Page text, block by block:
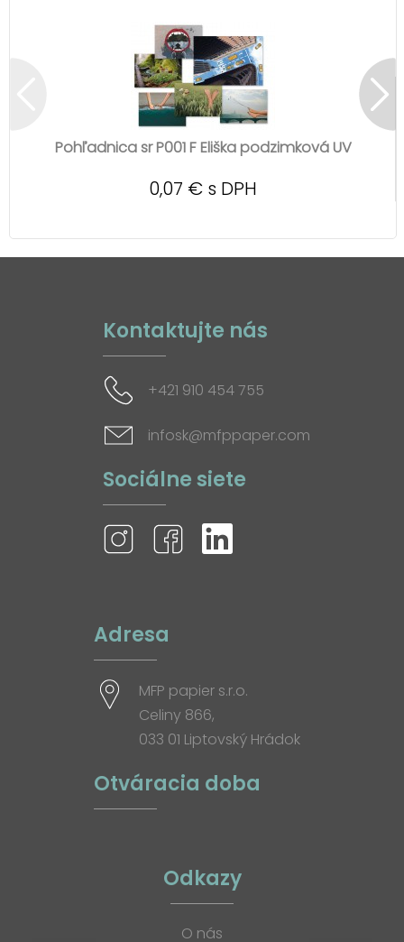
Pohľadnica sr P001 F Eliška podzimková UV
0,07 € s DPH
Kontaktujte nás
+421 910 454 755
infosk@mfppaper.com
Sociálne siete
Adresa
MFP papier s.r.o.
Celiny 866,
033 01 Liptovský Hrádok
Otváracia doba
Odkazy
O nás